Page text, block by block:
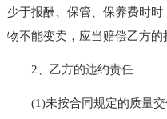
少于报酬、保管、保养费时
物不能变卖，应当赔偿乙方的
2、乙方的违约责任
(1)未按合同规定的质量交